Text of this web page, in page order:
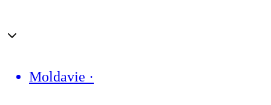
Moldavie ·